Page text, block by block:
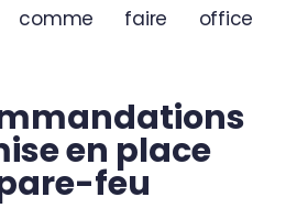
comme faire office
en place
feu